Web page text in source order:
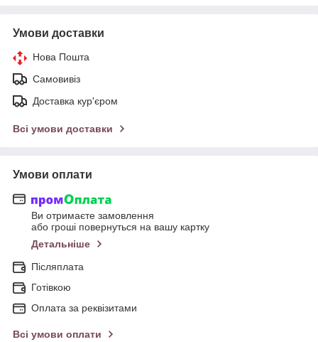
Умови доставки
Нова Пошта
Самовивіз
Доставка кур'єром
Всі умови доставки
Умови оплати
Ви отримаєте замовлення
або гроші повернуться на вашу картку
Детальніше
Післяплата
Готівкою
Оплата за реквізитами
Всі умови оплати